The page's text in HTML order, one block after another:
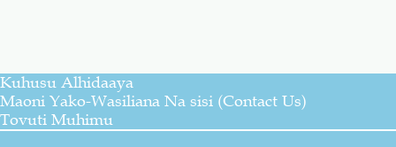
Kuhusu Alhidaaya
Maoni Yako-Wasiliana Na sisi (Contact Us)
Tovuti Muhimu